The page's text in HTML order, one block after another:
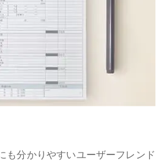
も分かりやすいユーザーフレンド